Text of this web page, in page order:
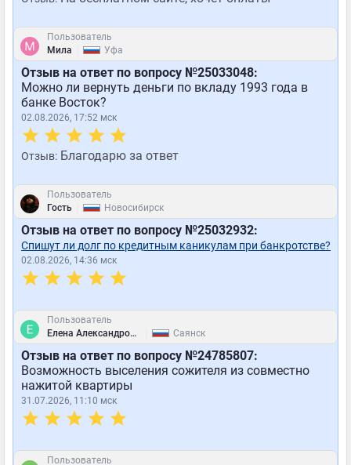
Пользователь
Мила
Уфа
Отзыв на ответ по вопросу №25033048:
Можно ли вернуть деньги по вкладу 1993 года в
банке Восток?
02.08.2026, 17:52 мск
Отзыв: Благодарю за ответ
Пользователь
Гость
Новосибирск
Отзыв на ответ по вопросу №25032932:
Спишут ли долг по кредитным каникулам при банкротстве?
02.08.2026, 14:36 мск
Пользователь
Елена Александровна
Саянск
Отзыв на ответ по вопросу №24785807:
Возможность выселения сожителя из совместно
нажитой квартиры
31.07.2026, 11:10 мск
Пользователь